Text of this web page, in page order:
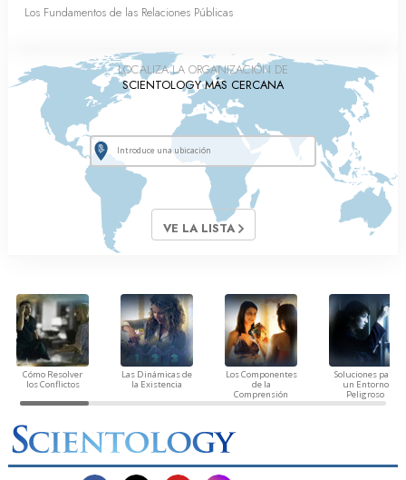
Los Fundamentos de las Relaciones Públicas
LOCALIZA LA ORGANIZACIÓN DE
SCIENTOLOGY MÁS CERCANA
VE LA LISTA
Cómo Resolver
los Conflictos
Las Dinámicas de
la Existencia
Los Componentes
de la
Comprensión
Soluciones para
un Entorno
Peligroso